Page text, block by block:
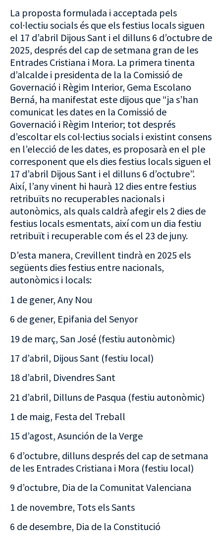
La proposta formulada i acceptada pels
col·lectiu socials és que els festius locals siguen
el 17 d’abril Dijous Sant i el dilluns 6 d’octubre de
2025, després del cap de setmana gran de les
Entrades Cristiana i Mora. La primera tinenta
d’alcalde i presidenta de la la Comissió de
Governació i Règim Interior, Gema Escolano
Berná, ha manifestat este dijous que “ja s’han
comunicat les dates en la Comissió de
Governació i Règim Interior; tot després
d’escoltar els col·lectius socials i existint consens
en l’elecció de les dates, es proposarà en el ple
corresponent que els dies festius locals siguen el
17 d’abril Dijous Sant i el dilluns 6 d’octubre”.
Així, l’any vinent hi haurà 12 dies entre festius
retribuïts no recuperables nacionals i
autonòmics, als quals caldrà afegir els 2 dies de
festius locals esmentats, així com un dia festiu
retribuït i recuperable com és el 23 de juny.
D’esta manera, Crevillent tindrà en 2025 els
següents dies festius entre nacionals,
autonòmics i locals:
1 de gener, Any Nou
6 de gener, Epifania del Senyor
19 de març, San José (festiu autonòmic)
17 d’abril, Dijous Sant (festiu local)
18 d’abril, Divendres Sant
21 d’abril, Dilluns de Pasqua (festiu autonòmic)
1 de maig, Festa del Treball
15 d’agost, Asunción de la Verge
6 d’octubre, dilluns després del cap de setmana
de les Entrades Cristiana i Mora (festiu local)
9 d’octubre, Dia de la Comunitat Valenciana
1 de novembre, Tots els Sants
6 de desembre, Dia de la Constitució